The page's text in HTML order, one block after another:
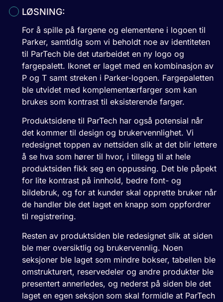
LØSNING:
For å spille på fargene og elementene i logoen til
Parker, samtidig som vi beholdt noe av identiteten
til ParTech ble det utarbeidet en ny logo og
fargepalett. Ikonet er laget med en kombinasjon av
P og T samt streken i Parker-logoen. Fargepaletten
ble utvidet med komplementærfarger som kan
brukes som kontrast til eksisterende farger.
Produktsidene til ParTech har også potensial når
det kommer til design og brukervennlighet. Vi
redesignet toppen av nettsiden slik at det blir lettere
å se hva som hører til hvor, i tillegg til at hele
produktsiden fikk seg en oppussing. Det ble påpekt
for lite kontrast på innhold, bedre font- og
bildebruk, og for at kunder skal opprette bruker når
de handler ble det laget en knapp som oppfordrer
til registrering.
Resten av produktsiden ble redesignet slik at siden
ble mer oversiktlig og brukervennlig. Noen
seksjoner ble laget som mindre bokser, tabellen ble
omstrukturert, reservedeler og andre produkter ble
presentert annerledes, og nederst på siden ble det
laget en egen seksjon som skal formidle at ParTech